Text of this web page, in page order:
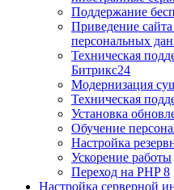
Поддержание
Приведение
персональных
Техническая
Битрикс24
Модернизация
Техническая
Установка
Обучение
Настройка
Ускорение работы
Переход на PHP 8
Настройка серверной